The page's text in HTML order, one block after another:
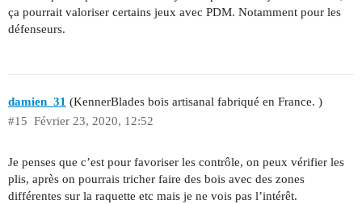
ça pourrait valoriser certains jeux avec PDM. Notamment pour les
défenseurs.
damien_31 (KennerBlades bois artisanal fabriqué en France. )
Février 23, 2020, 12:52
#15
Je penses que c’est pour favoriser les contrôle, on peux vérifier les
plis, après on pourrais tricher faire des bois avec des zones
différentes sur la raquette etc mais je ne vois pas l’intérêt.